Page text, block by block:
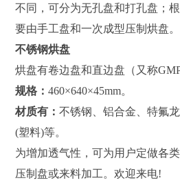
不同，可分为无孔盘和打孔盘；
要由手工盘和一次成型压制烘盘。
不锈钢烘盘
烘盘有卷边盘和直边盘（又称
规格：460×640×45mm。
材质有：不锈钢、铝合金、特氟
(塑料)等。
为增加透气性，可为用户定做各
压制盘或来料加工。欢迎来电!